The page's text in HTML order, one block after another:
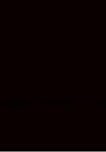
磯城郡三宅町伴堂にて一戸